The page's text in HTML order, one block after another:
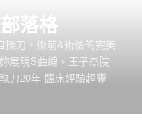
落格
操刀，術前&術後的完美
展現S曲線。王子杰院
刀20年 臨床經驗超豐